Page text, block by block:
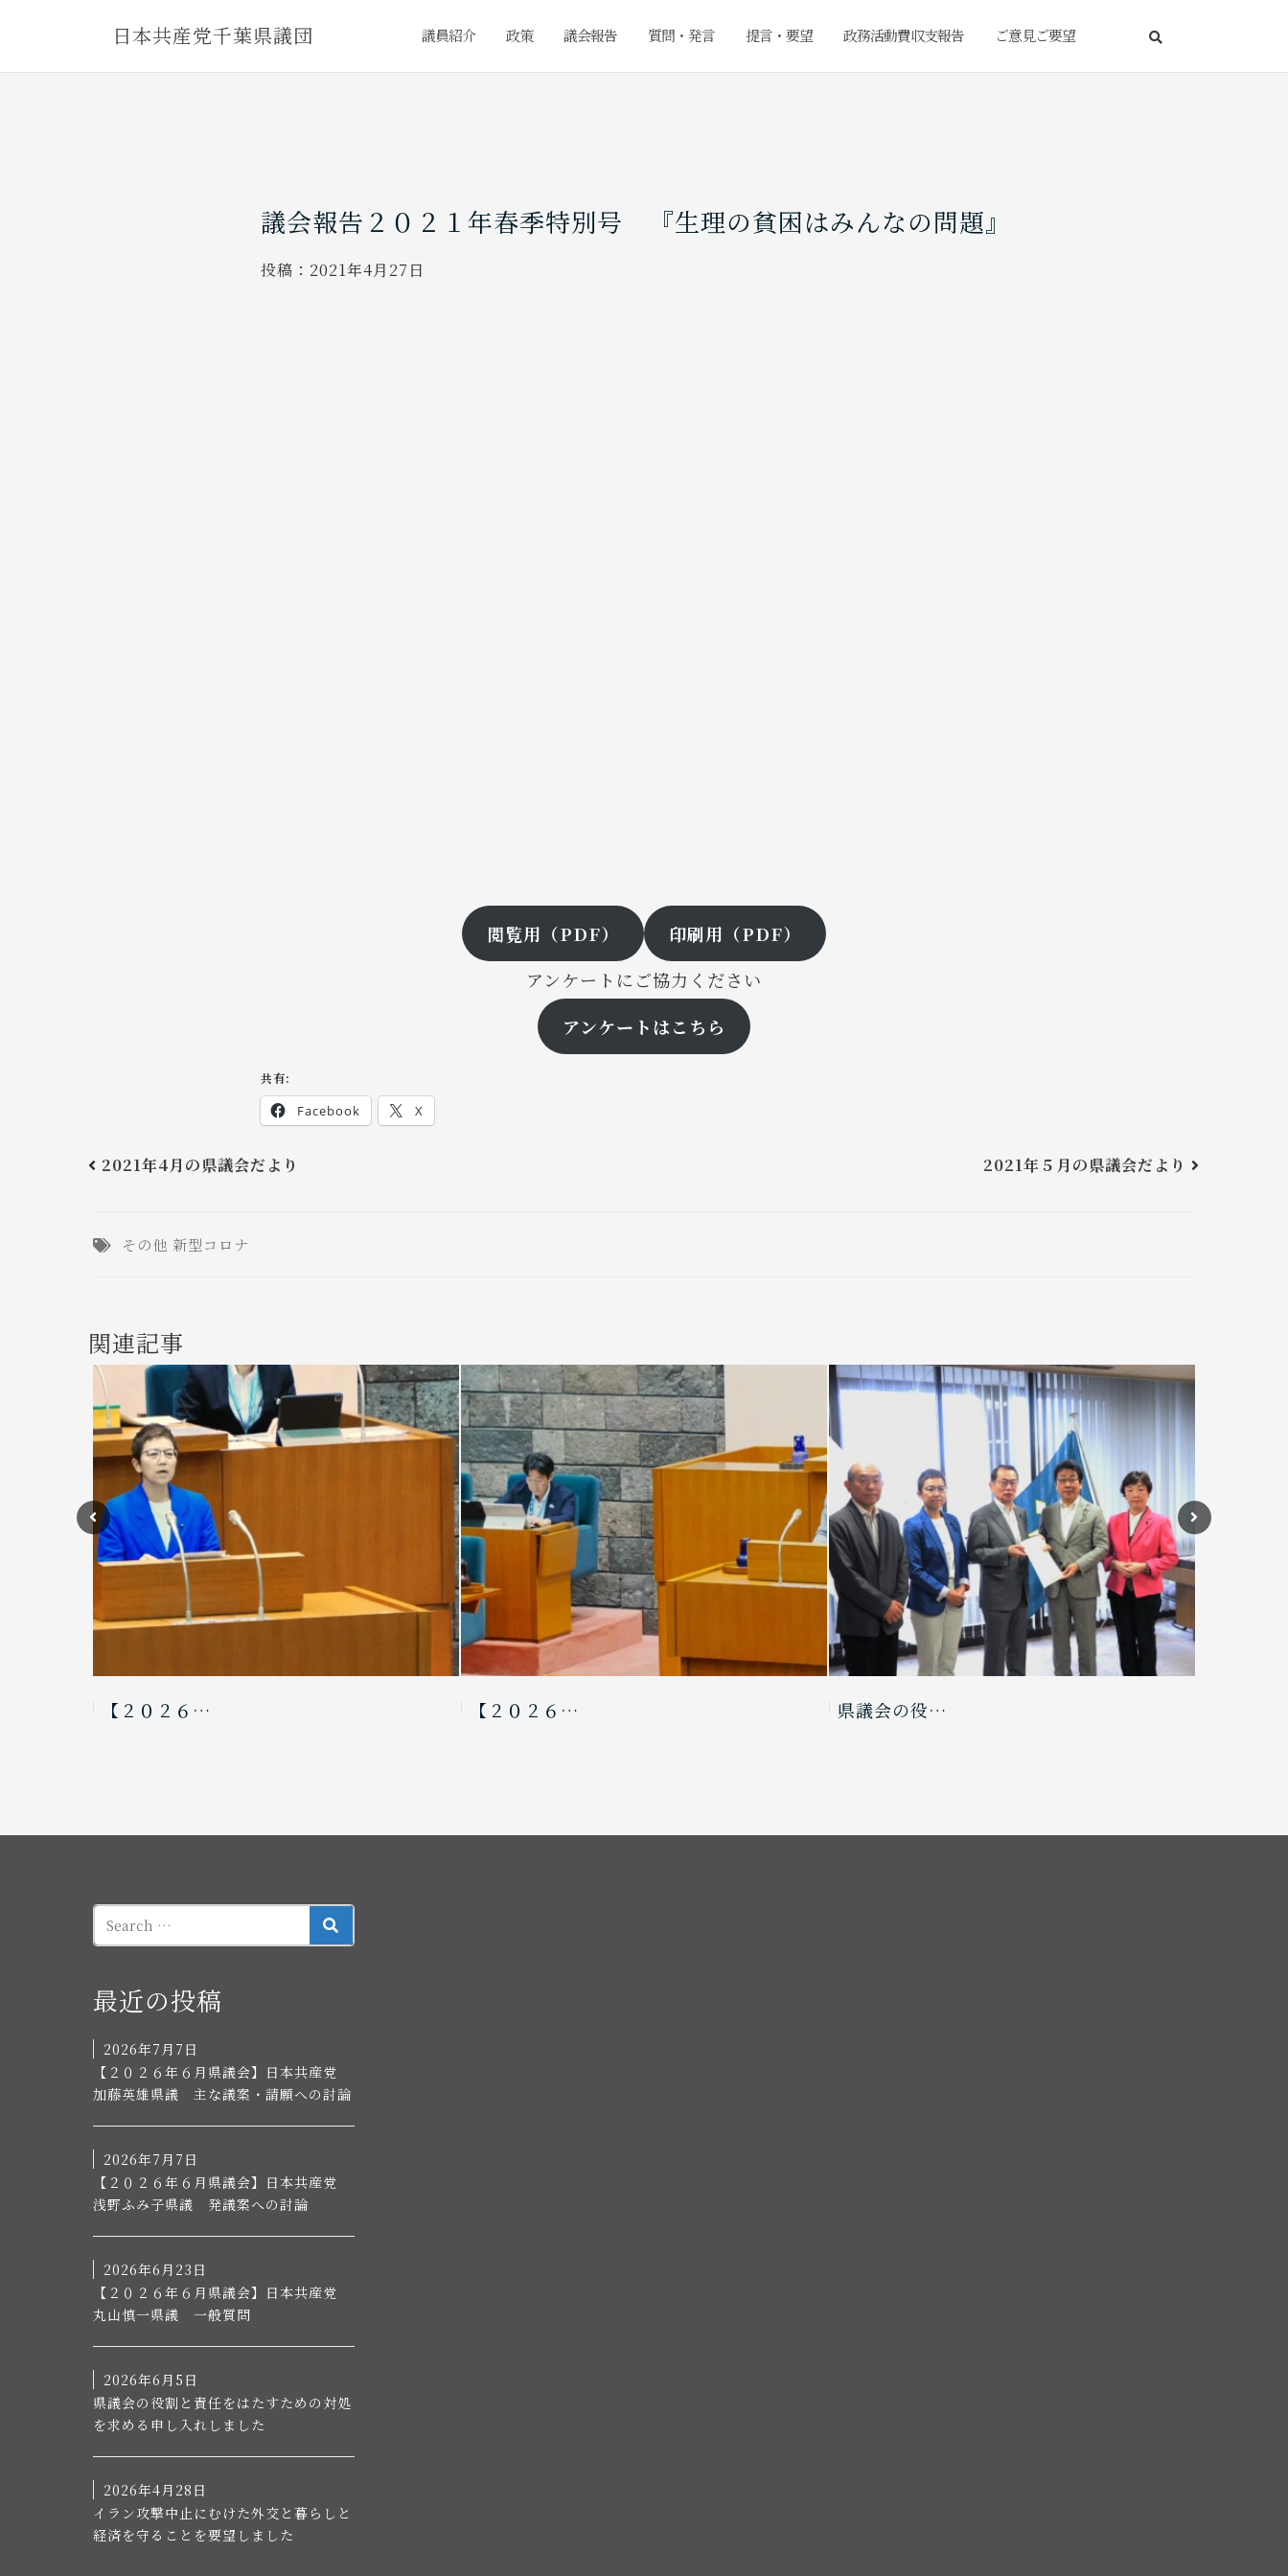
日本共産党千葉県議団 議員紹介 政策 議会報告 質問・発言 提言・要望 政務活動費収支報告 ご意見ご要望
議会報告２０２１年春季特別号 『生理の貧困はみんなの問題』
投稿： 2021年4月27日
閲覧用（PDF）
印刷用（PDF）
アンケートにご協力ください
アンケートはこちら
共有:
Facebook X
2021年4月の県議会だより 2021年５月の県議会だより
その他 新型コロナ
関連記事
【２０２６… 【２０２６… 県議会の役…
SEARCH
最近の投稿
2026年7月7日
【２０２６年６月県議会】日本共産党
加藤英雄県議 主な議案・請願への討論
2026年7月7日
【２０２６年６月県議会】日本共産党
浅野ふみ子県議 発議案への討論
2026年6月23日
【２０２６年６月県議会】日本共産党
丸山慎一県議 一般質問
2026年6月5日
県議会の役割と責任をはたすための対処
を求める申し入れしました
2026年4月28日
イラン攻撃中止にむけた外交と暮らしと
経済を守ることを要望しました